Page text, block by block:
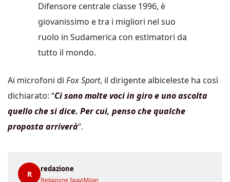
Ai microfoni di Fox Sport, il dirigente albiceleste ha così
dichiarato: “Ci sono molte voci in giro e uno ascolta
quello che si dice. Per cui, penso che qualche
proposta arriverà“.
R
redazione
Redazione SpaziMilan